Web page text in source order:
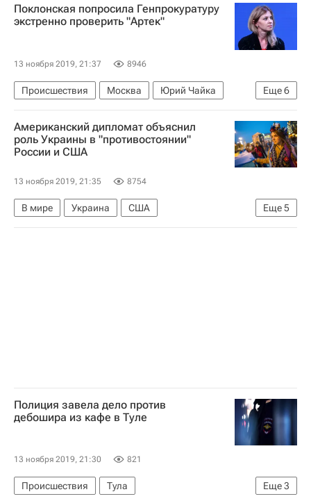
Поклонская попросила Генпрокуратуру
экстренно проверить "Артек"
13 ноября 2019, 21:37 8946
Еще6
Происшествия Москва
Юрий Чайка
Генеральная прокуратура РФ
Госдума РФ
Следственный комитет России (СК РФ)
Артек
Наталья Поклонская
Американский дипломат объяснил
роль Украины в "противостоянии"
России и США
13 ноября 2019, 21:35 8754
Еще5
В мире Украина
США
Владимир Зеленский
Дональд Трамп
Полиция завела дело против
дебошира из кафе в Туле
13 ноября 2019, 21:30 821
Еще3
Происшествия
Тула